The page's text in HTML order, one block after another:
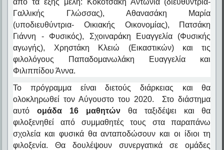
από τα εξής μέλη: Κοκοτσάκη Αντωνία (διευθύντρια-
Γαλλικής Γλώσσας), Αθανασάκη Μαρία
(υποδιευθύντρια- Οικιακής Οικονομίας), Πατσάκη
Γιάννη - Φυσικός), Σχοιναράκη Ευαγγελία (Φυσικής
αγωγής), Χρηστάκη Κλειώ (Εικαστικών) και τις
φιλολόγους Παπαδομανωλάκη Ευαγγελία και
Φιλιππίδου Άννα.
Το πρόγραμμα είναι διετούς διάρκειας και θα
ολοκληρωθεί τον Αύγουστο του 2020. Στο διάστημα
αυτόομάδα 16 μαθητών θα ταξιδέψει και θα
φιλοξενηθεί από συμμαθητές τους στα παραπάνω
σχολεία και φυσικά θα ανταποδώσουν και οι ίδιοι τη
φιλοξενία. Θα δουλέψουν συνεργατικά σε ομάδες